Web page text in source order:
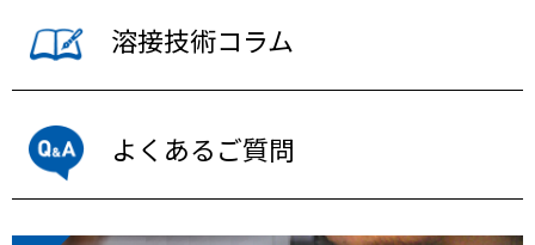
溶接技術コラム
よくあるご質問